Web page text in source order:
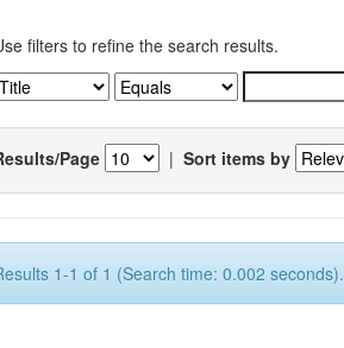
filters to refine the search results.
Page | Sort items by
1-1 of 1 (Search time: 0.002 seconds).